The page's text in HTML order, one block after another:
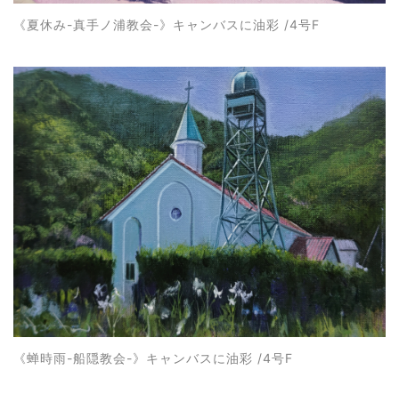
《夏休み-真手ノ浦教会-》キャンバスに油彩 /4号F
《蝉時雨-船隠教会-》キャンバスに油彩 /4号F